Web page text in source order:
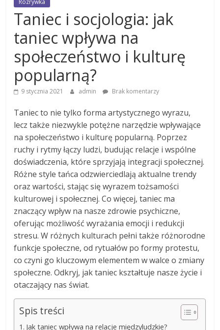
Rozrywka
Taniec i socjologia: jak
taniec wpływa na
społeczeństwo i kulturę
popularną?
9 stycznia 2021 admin Brak komentarzy
Taniec to nie tylko forma artystycznego wyrazu,
lecz także niezwykle potężne narzędzie wpływające
na społeczeństwo i kulturę popularną. Poprzez
ruchy i rytmy łączy ludzi, budując relacje i wspólne
doświadczenia, które sprzyjają integracji społecznej.
Różne style tańca odzwierciedlają aktualne trendy
oraz wartości, stając się wyrazem tożsamości
kulturowej i społecznej. Co więcej, taniec ma
znaczący wpływ na nasze zdrowie psychiczne,
oferując możliwość wyrażania emocji i redukcji
stresu. W różnych kulturach pełni także różnorodne
funkcje społeczne, od rytuałów po formy protestu,
co czyni go kluczowym elementem w walce o zmiany
społeczne. Odkryj, jak taniec kształtuje nasze życie i
otaczający nas świat.
Spis treści
Jak taniec wpływa na relacje międzyludzkie?